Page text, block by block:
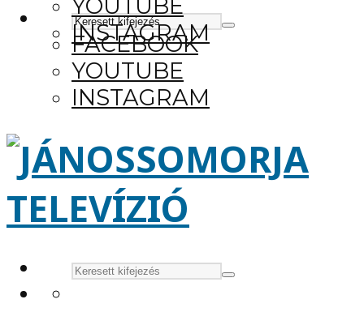
YOUTUBE
INSTAGRAM
FACEBOOK
YOUTUBE
INSTAGRAM